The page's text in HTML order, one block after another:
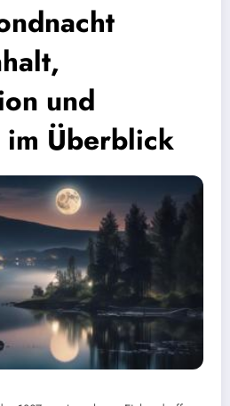
und
im Überblick